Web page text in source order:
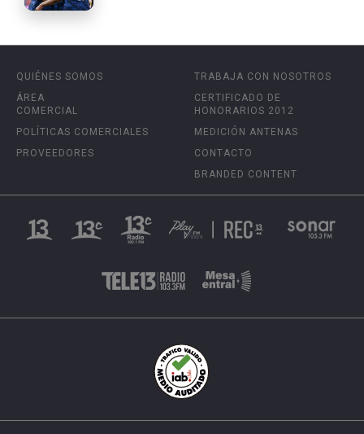
QUIÉNES SOMOS
ÁREA
COMERCIAL
POLÍTICAS COMERCIALES
PROVEEDORES
TRABAJA CON NOSOTROS
CERTIFICADO DE
HONORARIOS 2012
MEDICIÓN ANTENAS
CONTACTO
BRANDED CONTENT